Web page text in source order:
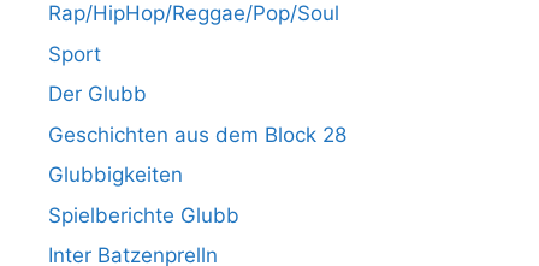
Rap/HipHop/Reggae/Pop/Soul
Sport
Der Glubb
Geschichten aus dem Block 28
Glubbigkeiten
Spielberichte Glubb
Inter Batzenprelln